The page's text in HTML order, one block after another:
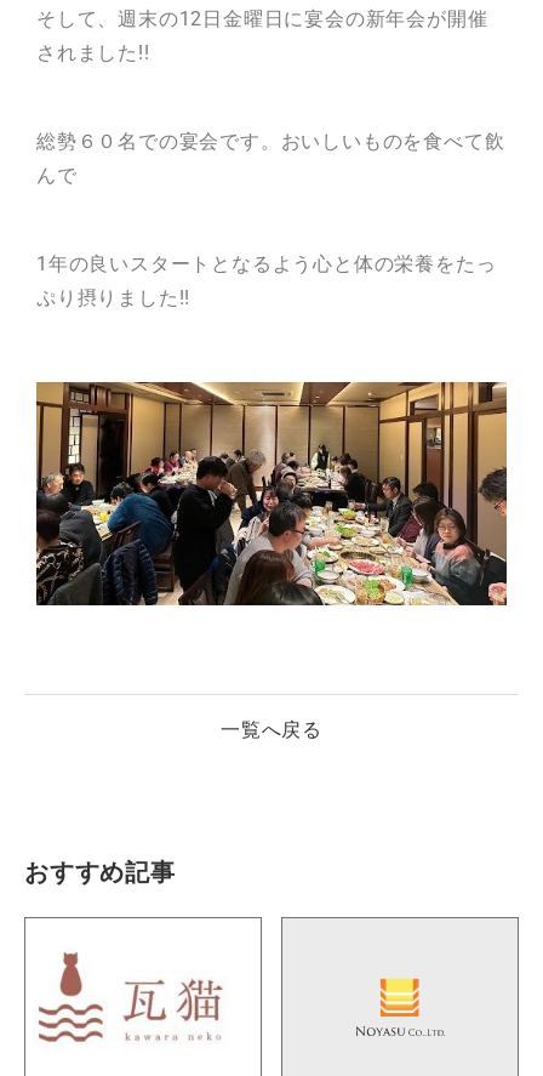
そして、週末の12日金曜日に宴会の新年会が開催
されました!!
総勢６０名での宴会です。おいしいものを食べて飲
んで
1年の良いスタートとなるよう心と体の栄養をたっ
ぷり摂りました!!
一覧へ戻る
おすすめ記事